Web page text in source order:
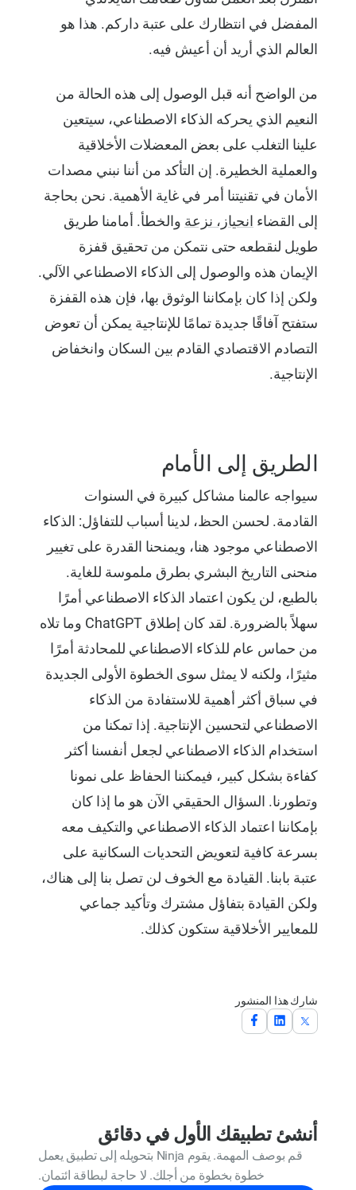
المفضل في انتظارك على عتبة داركم. هذا هو
العالم الذي أريد أن أعيش فيه.
من الواضح أنه قبل الوصول إلى هذه الحالة من
النعيم الذي يحركه الذكاء الاصطناعي، سيتعين
علينا التغلب على بعض المعضلات الأخلاقية
والعملية الخطيرة. إن التأكد من أننا نبني مصدات
الأمان في تقنيتنا أمر في غاية الأهمية. نحن بحاجة
إلى القضاء انحياز، نزعة والخطأ. أمامنا طريق
طويل لنقطعه حتى نتمكن من تحقيق قفزة
الإيمان هذه والوصول إلى الذكاء الاصطناعي الآلي.
ولكن إذا كان بإمكاننا الوثوق بها، فإن هذه القفزة
ستفتح آفاقًا جديدة تمامًا للإنتاجية يمكن أن تعوض
التصادم الاقتصادي القادم بين السكان وانخفاض
الإنتاجية.
الطريق إلى الأمام
سيواجه عالمنا مشاكل كبيرة في السنوات
القادمة. لحسن الحظ، لدينا أسباب للتفاؤل: الذكاء
الاصطناعي موجود هنا، ويمنحنا القدرة على تغيير
منحنى التاريخ البشري بطرق ملموسة للغاية.
بالطبع، لن يكون اعتماد الذكاء الاصطناعي أمرًا
سهلاً بالضرورة. لقد كان إطلاق ChatGPT وما تلاه
من حماس عام للذكاء الاصطناعي للمحادثة أمرًا
مثيرًا، ولكنه لا يمثل سوى الخطوة الأولى الجديدة
في سباق أكثر أهمية للاستفادة من الذكاء
الاصطناعي لتحسين الإنتاجية. إذا تمكنا من
استخدام الذكاء الاصطناعي لجعل أنفسنا أكثر
كفاءة بشكل كبير، فيمكننا الحفاظ على نمونا
وتطورنا. السؤال الحقيقي الآن هو ما إذا كان
بإمكاننا اعتماد الذكاء الاصطناعي والتكيف معه
بسرعة كافية لتعويض التحديات السكانية على
عتبة بابنا. القيادة مع الخوف لن تصل بنا إلى هناك،
ولكن القيادة بتفاؤل مشترك وتأكيد جماعي
للمعايير الأخلاقية ستكون كذلك.
شارك هذا المنشور
أنشئ تطبيقك الأول في دقائق
قم بوصف المهمة. يقوم Ninja بتحويله إلى تطبيق يعمل
خطوة بخطوة من أجلك. لا حاجة لبطاقة ائتمان.